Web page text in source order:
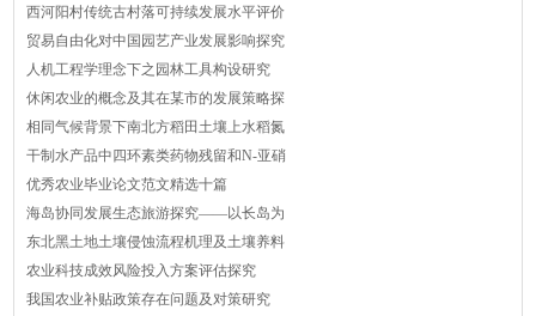
西河阳村传统古村落可持续发展水平评价
贸易自由化对中国园艺产业发展影响探究
人机工程学理念下之园林工具构设研究
休闲农业的概念及其在某市的发展策略探
相同气候背景下南北方稻田土壤上水稻氮
干制水产品中四环素类药物残留和N-亚硝
优秀农业毕业论文范文精选十篇
海岛协同发展生态旅游探究——以长岛为
东北黑土地土壤侵蚀流程机理及土壤养料
农业科技成效风险投入方案评估探究
我国农业补贴政策存在问题及对策研究